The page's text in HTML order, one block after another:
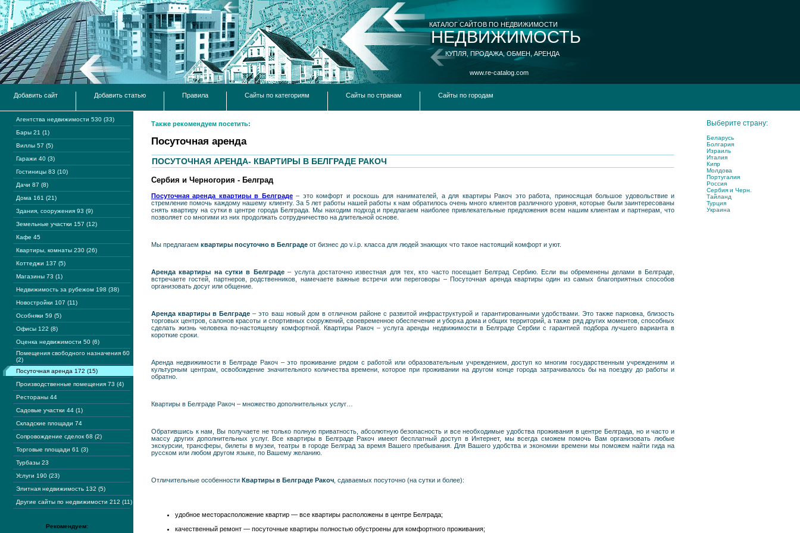
КАТАЛОГ САЙТОВ ПО НЕДВИЖИМОСТИ
НЕДВИЖИМОСТЬ
КУПЛЯ, ПРОДАЖА, ОБМЕН, АРЕНДА
www.re-catalog.com
Добавить сайт Добавить статью Правила Сайты по категориям Сайты по странам Сайты по городам
Агентства недвижимости 530 (33)
Бары 21 (1)
Виллы 57 (5)
Гаражи 40 (3)
Гостиницы 83 (10)
Дачи 87 (8)
Дома 161 (21)
Здания, сооружения 93 (9)
Земельные участки 157 (12)
Кафе 45
Квартиры, комнаты 230 (26)
Коттеджи 137 (5)
Магазины 73 (1)
Недвижимость за рубежом 198 (38)
Новостройки 107 (11)
Особняки 59 (5)
Офисы 122 (8)
Оценка недвижимости 50 (6)
Помещения свободного назначения 60
(2)
Посуточная аренда 172 (15)
Производственные помещения 73 (4)
Рестораны 44
Садовые участки 44 (1)
Складские площади 74
Сопровождение сделок 68 (2)
Торговые площади 61 (3)
Турбазы 23
Услуги 190 (23)
Элитная недвижимость 132 (5)
Другие сайты по недвижимости 212 (11)
Рекомендуем:
Также рекомендуем посетить:
Посуточная аренда
ПОСУТОЧНАЯ АРЕНДА- КВАРТИРЫ В БЕЛГРАДЕ РАКОЧ
Сербия и Черногория - Белград
Посуточная аренда квартиры в Белграде– это комфорт и роскошь для нанимателей, а для квартиры Ракоч это работа, приносящая большое удовольствие и
стремление помочь каждому нашему клиенту. За 5 лет работы нашей работы к нам обратилось очень много клиентов различного уровня, которые были заинтересованы
снять квартиру на сутки в центре города Белграда. Мы находим подход и предлагаем наиболее привлекательные предложения всем нашим клиентам и партнерам, что
позволяет со многими из них продолжать сотрудничество на длительной основе.
Мы предлагаем квартиры посуточно в Белграде от бизнес до v.i.p. класса для людей знающих что такое настоящий комфорт и уют.
Аренда квартиры на сутки в Белграде– услуга достаточно известная для тех, кто часто посещает Белград Сербию. Если вы обременены делами в Белграде,
встречаете гостей, партнеров, родственников, намечаете важные встречи или переговоры – Посуточная аренда квартиры один из самых благоприятных способов
организовать досуг или общение.
Аренда квартиры в Белграде – это ваш новый дом в отличном районе с развитой инфраструктурой и гарантированными удобствами. Это также парковка, близость
торговых центров, салонов красоты и спортивных сооружений, своевременное обеспечение и уборка дома и общих территорий, а также ряд других моментов, способных
сделать жизнь человека по-настоящему комфортной. Квартиры Ракоч – услуга аренды недвижимости в Белграде Сербии с гарантией подбора лучшего варианта в
короткие сроки.
Аренда недвижимости в Белграде Ракоч – это проживание рядом с работой или образовательным учреждением, доступ ко многим государственным учреждениям и
культурным центрам, освобождение значительного количества времени, которое при проживании на другом конце города затрачивалось бы на поездку до работы и
обратно.
Квартиры в Белграде Ракоч – множество дополнительных услуг…
Обратившись к нам, Вы получаете не только полную приватность, абсолютную безопасность и все необходимые удобства проживания в центре Белграда, но и часто и
массу других дополнительных услуг. Все квартиры в Белграде Ракоч имеют бесплатный доступ в Интернет, мы всегда сможем помочь Вам организовать любые
экскурсии, трансферы, билеты в музеи, театры в городе Белград за время Вашего пребывания. Для Вашего удобства и экономии времени мы поможем найти гида на
русском или любом другом языке, по Вашему желанию.
Отличительные особенности Квартиры в Белграде Ракоч , сдаваемых посуточно (на сутки и более):
удобное месторасположение квартир — все квартиры расположены в центре Белграда;
качественный ремонт — посуточные квартиры полностью обустроены для комфортного проживания;
Выберите страну:
Беларусь
Болгария
Израиль
Италия
Кипр
Молдова
Португалия
Россия
Сербия и Черн.
Тайланд
Турция
Украина